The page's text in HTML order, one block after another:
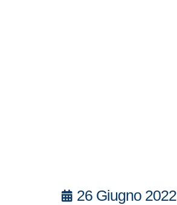
26 Giugno 2022